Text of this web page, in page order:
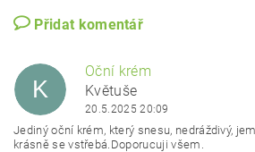
Přidat komentář
K
Oční krém
Květuše
20.5.2025 20:09
Jediný oční krém, který snesu, nedráždivý,
krásně se vstřebá.Doporucuji všem.